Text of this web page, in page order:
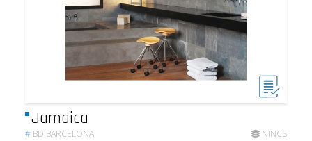
Jamaica
# BD BARCELONA NINCS